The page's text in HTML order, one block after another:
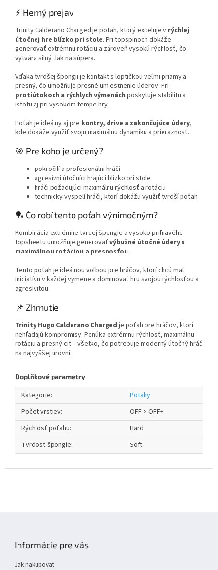
⚡ Herný prejav
Trinity Calderano Charged je poťah, ktorý exceluje v rýchlej
útočnej hre blízko pri stole. Pri topspinoch dokáže
generovať extrémnu rotáciu a zároveň vysokú rýchlosť, čo
vytvára silný tlak na súpera.
Vďaka tvrdšej špongii je kontakt s loptičkou veľmi priamy a
presný, čo umožňuje presné umiestnenie úderov. Pri
protiútokoch a rýchlych výmenách poskytuje stabilitu a
istotu aj pri vysokom tempe hry.
Poťah je ideálny aj pre kontry, drive a zakončujúce údery,
kde dokáže využiť svoju maximálnu dynamiku a prieraznosť.
🎯 Pre koho je určený?
pokročilí a profesionálni hráči
agresívni útočníci hrajúci blízko pri stole
hráči požadujúci maximálnu rýchlosť a rotáciu
technicky vyspelí hráči, ktorí dokážu využiť tvrdší poťah
🏓 Čo robí tento poťah výnimočným?
Kombinácia extrémne tvrdej špongie a vysoko priľnavého
topsheetu umožňuje generovať výbušné útočné údery s
maximálnou rotáciou a presnosťou.
Tento poťah je ideálnou voľbou pre hráčov, ktorí chcú mať
iniciatívu v každej výmene a dominovať hru svojou rýchlosťou a
agresivitou.
📌 Zhrnutie
Trinity Hugo Calderano Charged je poťah pre hráčov, ktorí
nehľadajú kompromisy. Ponúka extrémnu rýchlosť, maximálnu
rotáciu a presný cit – všetko, čo potrebuje moderný útočný hráč
na najvyššej úrovni.
Doplňkové parametry
Kategorie:
Potahy
Počet vrstiev:
OFF > OFF+
Rýchlosť poťahu:
Hard
Tvrdosť špongie: Soft
Informácie pre vás
Jak nakupovat